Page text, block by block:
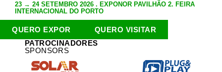
23 → 24 SETEMBRO 2026 . EXPONOR PAVILHÃO 2. FEIRA
INTERNACIONAL DO PORTO
QUERO EXPOR
QUERO VISITAR
PATROCINADORES
SPONSORS